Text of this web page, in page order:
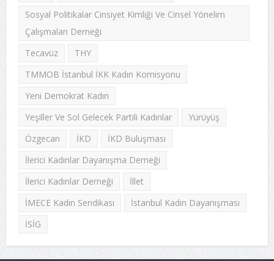
Sosyal Politikalar Cinsiyet Kimliği Ve Cinsel Yönelim
Çalışmaları Derneği
Tecavüz
THY
TMMOB İstanbul İKK Kadın Komisyonu
Yeni Demokrat Kadın
Yeşiller Ve Sol Gelecek Partili Kadınlar
Yürüyüş
Özgecan
İKD
İKD Buluşması
İlerici Kadınlar Dayanışma Derneği
İlerici Kadınlar Derneği
İllet
İMECE Kadın Sendikası
İstanbul Kadın Dayanışması
İSİG